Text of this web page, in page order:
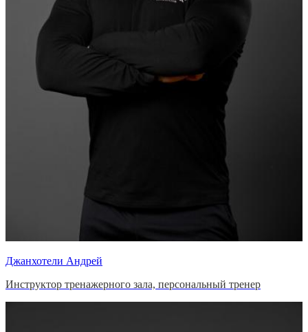
Джанхотели Андрей
Инструктор тренажерного зала, персональный тренер